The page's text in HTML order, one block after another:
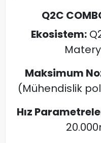
Q2C
Ekosistem:
Maksimum
(Mühendislik
Hız